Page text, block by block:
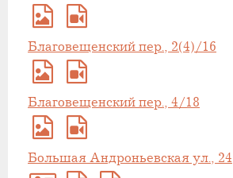
Благовещенский пер., 2(4)/16
Благовещенский пер., 4/18
Большая Андроньевская ул., 24